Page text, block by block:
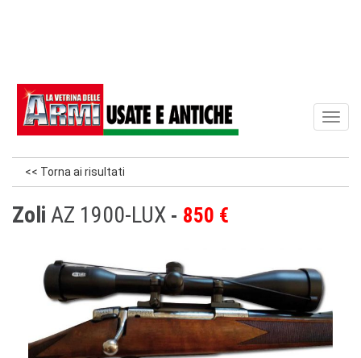
<< Torna ai risultati
Zoli AZ 1900-LUX 850 €